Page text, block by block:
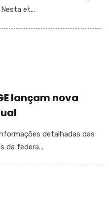
et...
lançam nova
detalhadas das
da federa...